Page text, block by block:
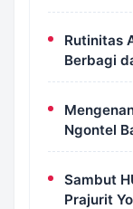
Jiwa
Rutinitas
Berbagi
Kristus
Ngontel
Sambut
Prajurit